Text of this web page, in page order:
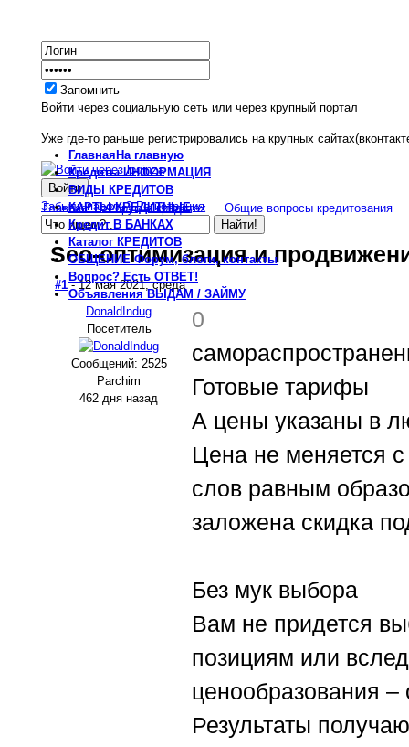
Запомнить
Войти через социальную сеть или через крупный портал
Уже где-то раньше регистрировались на крупных
Забыли пароль? Регистрация
Главная На главную
КредитыИНФОРМАЦИЯ
ВИДЫ
КРЕДИТОВ
КАРТЫКРЕДИТНЫЕ
Кредит В БАНКАХ
Каталог КРЕДИТОВ
ОБЩЕНИЕФорум, блоги, контакты
Вопрос?Есть ОТВЕТ!
ОбъявленияВЫДАМ / ЗАЙМУ
Главная Форум о кредитах Общие вопросы кредитования
Seo-оптимизация и
#1- 12 мая 2021, среда
DonaldIndug
Посетитель
Сообщений: 2525
Parchim
462 дня назад
0
Готовые тарифы
А цены указаны в
Цена не меняется
слов равным
заложена скидка
Без мук выбора
Вам не придется
позициям или
ценообразования –
Результаты